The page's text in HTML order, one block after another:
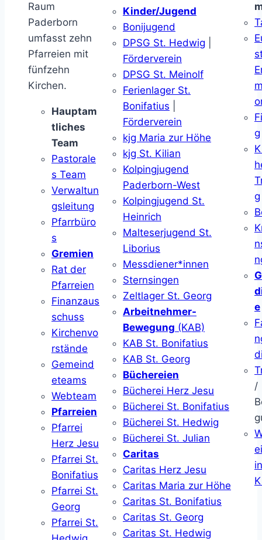
Raum
Paderborn
umfasst zehn
Pfarreien mit
fünfzehn
Kirchen.
Hauptam
tliches
Team
Pastorale
s Team
Verwaltun
gsleitung
Pfarrbüro
s
Gremien
Rat der
Pfarreien
Finanzaus
schuss
Kirchenvo
rstände
Gemeind
eteams
Webteam
Pfarreien
Pfarrei
Herz Jesu
Pfarrei St.
Bonifatius
Pfarrei St.
Georg
Pfarrei St.
Kinder/Jugend
Bonijugend
DPSG St. Hedwig
Förderverein
DPSG St. Meinolf
Ferienlager St.
Bonifatius
Förderverein
kjg Maria zur Höhe
kjg St. Kilian
Kolpingjugend
Paderborn-West
Kolpingjugend St.
Heinrich
Malteserjugend St.
Liborius
Messdiener*innen
Sternsingen
Zeltlager St. Georg
Arbeitnehmer-
Bewegung (KAB)
KAB St. Bonifatius
KAB St. Georg
Büchereien
Bücherei Herz Jesu
Bücherei St. Bonifatius
Bücherei St. Hedwig
Bücherei St. Julian
Caritas
Caritas Herz Jesu
Caritas Maria zur Höhe
Caritas St. Bonifatius
Caritas St. Georg
Caritas St. Hedwig
g
g
e
/